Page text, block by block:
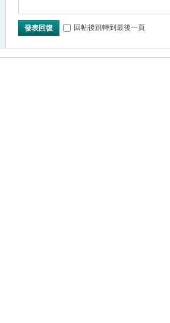
發表回復 回帖後跳轉到最後一頁